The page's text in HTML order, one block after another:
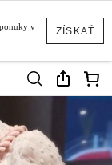
ZÍSKAŤ
v